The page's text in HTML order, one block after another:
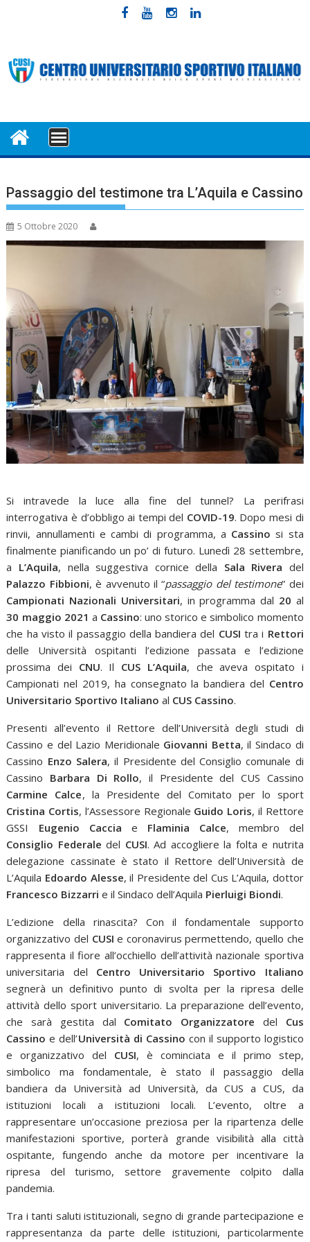
MENU
Passaggio del testimone tra L’Aquila e Cassino
5 Ottobre 2020
Si intravede la luce alla fine del tunnel? La perifrasi
interrogativa è d’obbligo ai tempi del COVID-19. Dopo mesi di
rinvii, annullamenti e cambi di programma, a Cassino si sta
finalmente pianificando un po’ di futuro. Lunedì 28 settembre,
a L’Aquila, nella suggestiva cornice della Sala Rivera del
Palazzo Fibbioni, è avvenuto il “passaggio del testimone” dei
Campionati Nazionali Universitari, in programma dal 20 al
30 maggio 2021 a Cassino: uno storico e simbolico momento
che ha visto il passaggio della bandiera del CUSI tra i Rettori
delle Università ospitanti l’edizione passata e l’edizione
prossima dei CNU. Il CUS L’Aquila, che aveva ospitato i
Campionati nel 2019, ha consegnato la bandiera del Centro
Universitario Sportivo Italiano al CUS Cassino.
Presenti all’evento il Rettore dell’Università degli studi di
Cassino e del Lazio Meridionale Giovanni Betta, il Sindaco di
Cassino Enzo Salera, il Presidente del Consiglio comunale di
Cassino Barbara Di Rollo, il Presidente del CUS Cassino
Carmine Calce, la Presidente del Comitato per lo sport
Cristina Cortis, l’Assessore Regionale Guido Loris, il Rettore
GSSI Eugenio Caccia e Flaminia Calce, membro del
Consiglio Federale del CUSI. Ad accogliere la folta e nutrita
delegazione cassinate è stato il Rettore dell’Università de
L’Aquila Edoardo Alesse, il Presidente del Cus L’Aquila, dottor
Francesco Bizzarri e il Sindaco dell’Aquila Pierluigi Biondi.
L’edizione della rinascita? Con il fondamentale supporto
organizzativo del CUSI e coronavirus permettendo, quello che
rappresenta il fiore all’occhiello dell’attività nazionale sportiva
universitaria del Centro Universitario Sportivo Italiano
segnerà un definitivo punto di svolta per la ripresa delle
attività dello sport universitario. La preparazione dell’evento,
che sarà gestita dal Comitato Organizzatore del Cus
Cassino e dell’Università di Cassino con il supporto logistico
e organizzativo del CUSI, è cominciata e il primo step,
simbolico ma fondamentale, è stato il passaggio della
bandiera da Università ad Università, da CUS a CUS, da
istituzioni locali a istituzioni locali. L’evento, oltre a
rappresentare un’occasione preziosa per la ripartenza delle
manifestazioni sportive, porterà grande visibilità alla città
ospitante, fungendo anche da motore per incentivare la
ripresa del turismo, settore gravemente colpito dalla
pandemia.
Tra i tanti saluti istituzionali, segno di grande partecipazione e
rappresentanza da parte delle istituzioni, particolarmente